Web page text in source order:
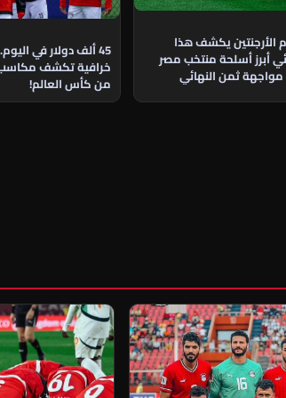
الأرجنتين يكشف هذا
أبرز أسلحة منتخب مصر
ثمن النهائي
45 ألف دولار في
خرافية تكشف
من كأس العالم!